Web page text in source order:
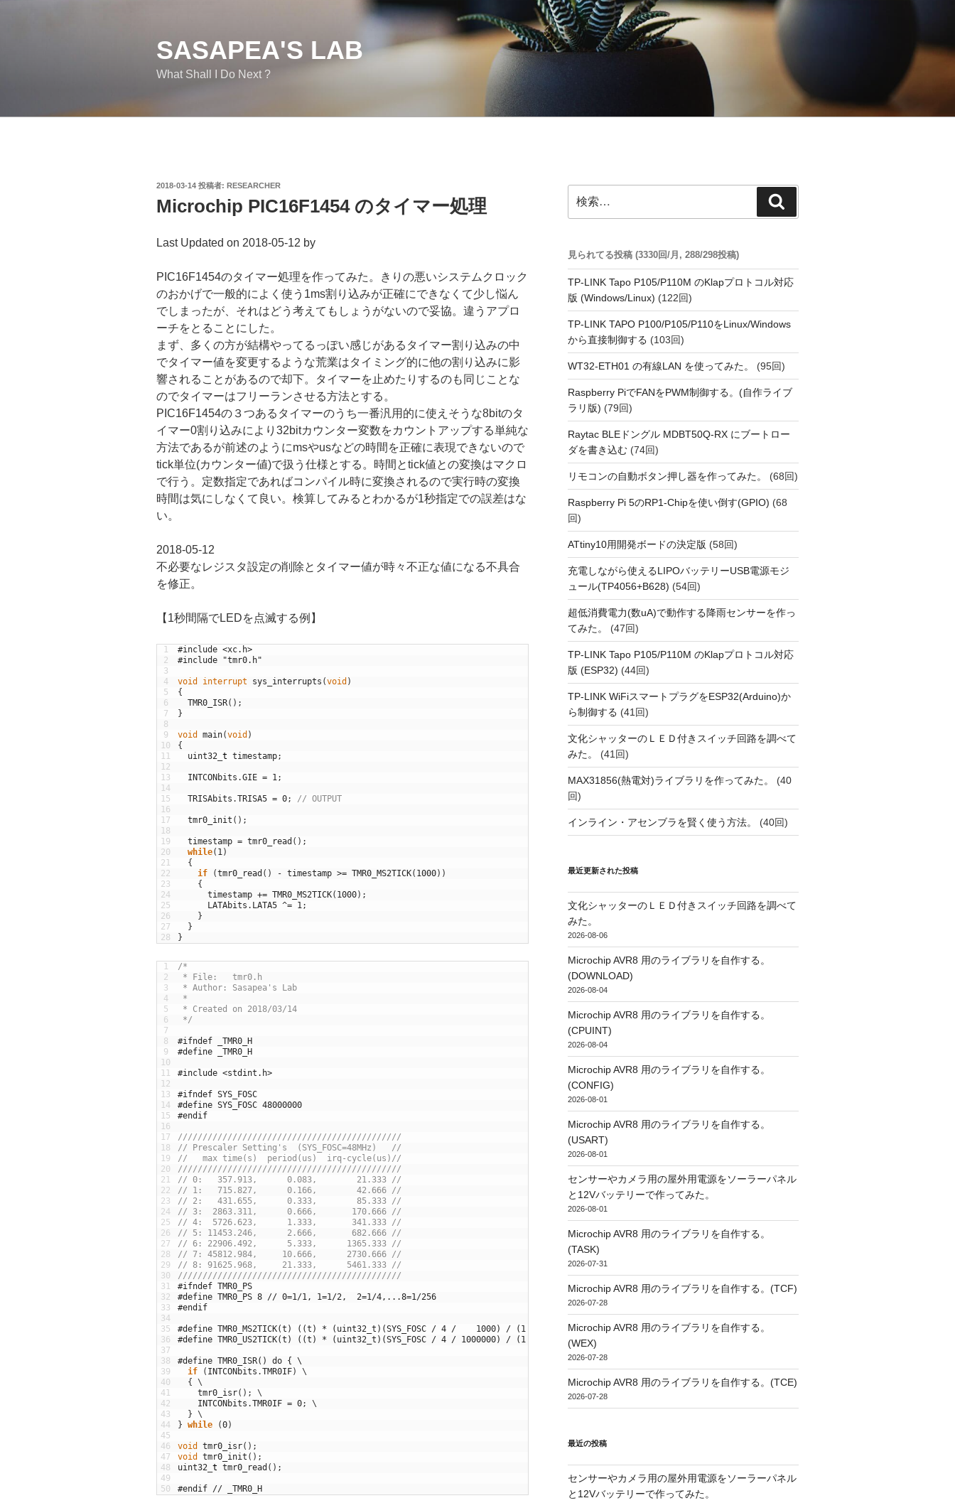
SASAPEA'S LAB
What Shall I Do Next ?
投
日:
2018-03-14 投稿者: RESEARCHER
Microchip PIC16F1454 のタイマー処理
Last Updated on 2018-05-12 by
PIC16F1454のタイマー処理を作ってみた。きりの悪いシステムクロック
のおかげで一般的によく使う1ms割り込みが正確にできなくて少し悩ん
でしまったが、それはどう考えてもしょうがないので妥協。違うアプロ
ーチをとることにした。
まず、多くの方が結構やってるっぽい感じがあるタイマー割り込みの中
でタイマー値を変更するような荒業はタイミング的に他の割り込みに影
響されることがあるので却下。タイマーを止めたりするのも同じことな
のでタイマーはフリーランさせる方法とする。
PIC16F1454の３つあるタイマーのうち一番汎用的に使えそうな8bitのタ
イマー0割り込みにより32bitカウンター変数をカウントアップする単純な
方法であるが前述のようにmsやusなどの時間を正確に表現できないので
tick単位(カウンター値)で扱う仕様とする。時間とtick値との変換はマクロ
で行う。定数指定であればコンパイル時に変換されるので実行時の変換
時間は気にしなくて良い。検算してみるとわかるが1秒指定での誤差はな
い。
2018-05-12
不必要なレジスタ設定の削除とタイマー値が時々不正な値になる不具合
を修正。
【1秒間隔でLEDを点滅する例】
1
2
3
4
5
6
7
8
9
10
11
12
13
14
15
16
17
18
19
20
21
22
23
24
25
26
27
28
#include <xc.h>
#include "tmr0.h"
void interrupt sys_interrupts (void )
{
TMR0_ISR( ) ;
}
void main(void )
{
uint32 t timestamp;
INTCONbits .GIE = 1;
TRISAbits .TRISA5 = 0; // OUTPUT
tmr0_init ( ) ;
timestamp = tmr0_read ( ) ;
while( 1)
{
if
(tmr0_read ( ) - timestamp >= TMR0_MS2TICK( 1000) )
{
timestamp += TMR0_MS2TICK( 1000) ;
LATAbits . LATA5 ^= 1;
}
}
}
1
2
3
4
5
6
7
8
9
10
11
12
13
14
15
16
17
18
19
20
21
22
23
24
25
26
27
28
29
30
31
32
33
34
35
36
37
38
39
40
41
42
43
44
45
46
47
48
49
50
/*
* File:   tmr0.h
* Author: Sasapea's Lab
*
* Created on 2018/03/14
*/
#ifndef _TMR0_H
#define _TMR0_H
#include <stdint.h>
#ifndef SYS_FOSC
#define SYS_FOSC 48000000
#endif
/////////////////////////////////////////////
// Prescaler Setting's  (SYS_FOSC=48MHz)   //
//   max time(s)  period(us)  irq-cycle(us)//
/////////////////////////////////////////////
// 0:   357.913,      0.083,        21.333 //
// 1:   715.827,      0.166,        42.666 //
// 2:   431.655,      0.333,        85.333 //
// 3:  2863.311,      0.666,       170.666 //
// 4:  5726.623,      1.333,       341.333 //
// 5: 11453.246,      2.666,       682.666 //
// 6: 22906.492,      5.333,      1365.333 //
// 7: 45812.984,     10.666,      2730.666 //
// 8: 91625.968,     21.333,      5461.333 //
/////////////////////////////////////////////
#ifndef TMR0_PS
#define TMR0_PS 8 // 0=1/1, 1=1/2,  2=1/4,...8=1/256
#endif
#define TMR0_MS2TICK(t) ((t) * (uint32_t)(SYS_FOSC / 4 /    1000) / (1 << TMR0_PS))
#define TMR0_US2TICK(t) ((t) * (uint32_t)(SYS_FOSC / 4 / 1000000) / (1 << TMR0_PS))
#define TMR0_ISR() do { \
if
( INTCONbits .TMR0IF)
\
{
\
tmr0_isr( ) ;
\
INTCONbits .TMR0IF = 0;
\
} \
} while (0)
void tmr0_isr( ) ;
void
tmr0_init ( ) ;
uint32 t tmr0_read ( ) ;
#endif // _TMR0_H
索:
索
見られてる投稿 (3330回/月, 288/298投稿)
TP-LINK Tapo P105/P110M のKlapプロトコル対応
版 (Windows/Linux) (122回)
TP-LINK TAPO P100/P105/P110をLinux/Windows
から直接制御する (103回)
WT32-ETH01 の有線LAN を使ってみた。 (95回)
Raspberry PiでFANをPWM制御する。(自作ライブ
ラリ版) (79回)
Raytac BLEドングル MDBT50Q-RX にブートロー
ダを書き込む(74回)
リモコンの自動ボタン押し器を作ってみた。 (68回)
Raspberry Pi 5のRP1-Chipを使い倒す(GPIO) (68
回)
ATtiny10用開発ボードの決定版 (58回)
充電しながら使えるLIPOバッテリーUSB電源モジ
ュール(TP4056+B628) (54回)
超低消費電力(数uA)で動作する降雨センサーを作っ
てみた。
(47回)
TP-LINK Tapo P105/P110M のKlapプロトコル対応
版 (ESP32) (44回)
TP-LINK WiFiスマートプラグをESP32(Arduino)か
ら制御する (41回)
文化シャッターのＬＥＤ付きスイッチ回路を調べて
みた。
(41回)
MAX31856(熱電対)ライブラリを作ってみた。
(40
回)
インライン・アセンブラを賢く使う方法。 (40回)
最近更新された投稿
文化シャッターのＬＥＤ付きスイッチ回路を調べて
みた。
2026-08-06
Microchip AVR8 用のライブラリを自作する。
(DOWNLOAD)
2026-08-04
Microchip AVR8 用のライブラリを自作する。
(CPUINT)
2026-08-04
Microchip AVR8 用のライブラリを自作する。
(CONFIG)
2026-08-01
Microchip AVR8 用のライブラリを自作する。
(USART)
2026-08-01
センサーやカメラ用の屋外用電源をソーラーパネル
と12Vバッテリーで作ってみた。
2026-08-01
Microchip AVR8 用のライブラリを自作する。
(TASK)
2026-07-31
Microchip AVR8 用のライブラリを自作する。(TCF)
2026-07-28
Microchip AVR8 用のライブラリを自作する。
(WEX)
2026-07-28
Microchip AVR8 用のライブラリを自作する。(TCE)
2026-07-28
最近の投稿
センサーやカメラ用の屋外用電源をソーラーパネル
と12Vバッテリーで作ってみた。